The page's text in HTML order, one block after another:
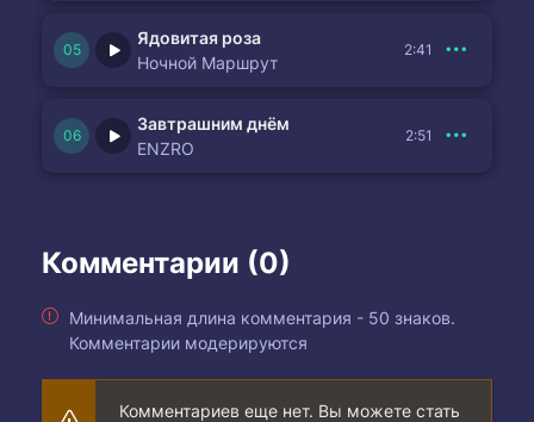
Ядовитая роза
Ночной Маршрут
2:41
Завтрашним днём
ENZRO
2:51
Комментарии (0)
Минимальная длина комментария - 50 знаков.
Комментарии модерируются
Комментариев еще нет. Вы можете стать